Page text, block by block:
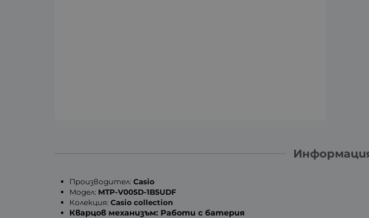
Производител:Casio
Модел: MTP-V005D-1B5UDF
Колекция:Casio collection
Кварцов механизъм: Работи с батерия